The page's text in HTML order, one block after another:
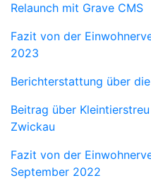
Relaunch mit Grave CMS
Fazit von der
2023
Berichterstattung über
Beitrag über
Zwickau
Fazit von der
September 2022